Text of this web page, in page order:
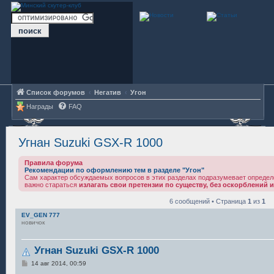
Список форумов Негатив
Угон
Награды
FAQ
Угнан Suzuki GSX-R 1000
Правила форума
Рекомендации по оформлению тем в разделе "Угон"
Сам характер обсуждаемых вопросов в этих разделах подразумевает
важно стараться излагать свои претензии по существу, без оскорблений
6 сообщений • Страница 1 из 1
EV_GEN 777
новичок
Угнан Suzuki GSX-R 1000
С14 авг 2014, 00:59